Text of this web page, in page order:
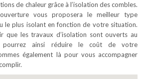
de chaleur grâce à l’isolation des combles.
vous proposera le meilleur type
le plus isolant en fonction de votre situation.
que les travaux d’isolation sont ouverts au
pourrez ainsi réduire le coût de votre
également là pour vous accompagner